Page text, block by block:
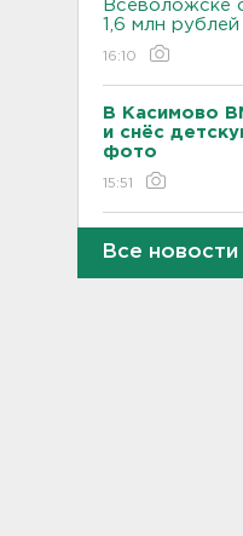
Всеволожске
1,6 млн рублей
16:10
В Касимово
и снёс
фото
15:51
пробку
"Коле" -
Все новости